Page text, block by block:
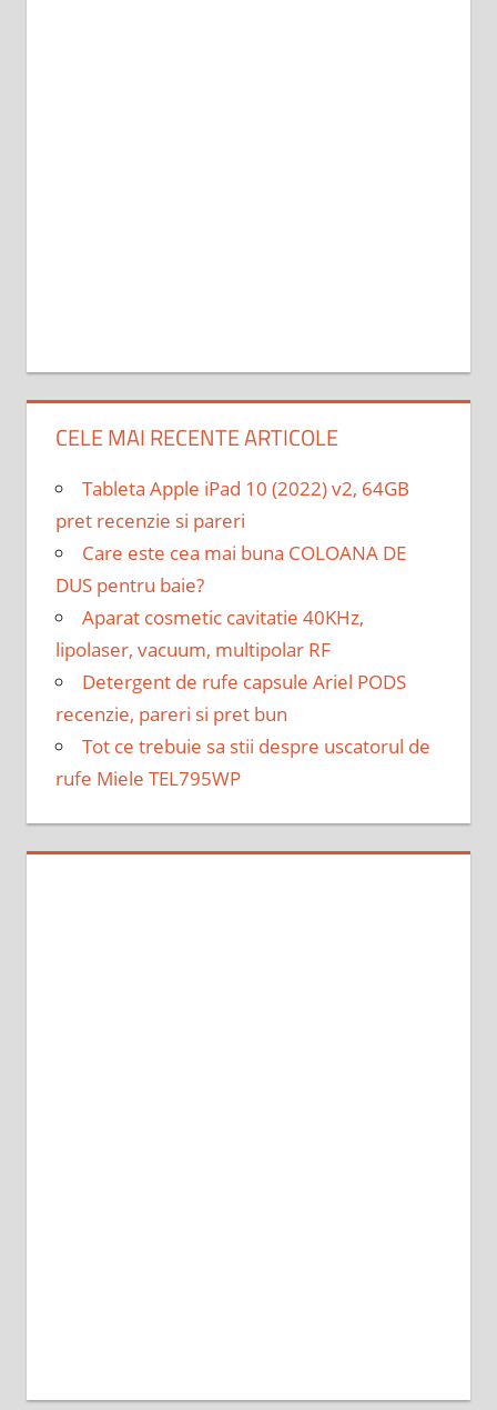
CELE MAI RECENTE ARTICOLE
Tableta Apple iPad 10 (2022) v2, 64GB
pret recenzie si pareri
Care este cea mai buna COLOANA DE
DUS pentru baie?
Aparat cosmetic cavitatie 40KHz,
lipolaser, vacuum, multipolar RF
Detergent de rufe capsule Ariel PODS
recenzie, pareri si pret bun
Tot ce trebuie sa stii despre uscatorul de
rufe Miele TEL795WP